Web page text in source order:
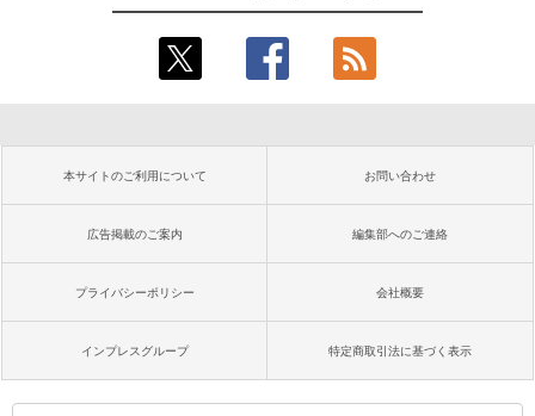
本サイトのご利用について お問い合わせ
広告掲載のご案内 編集部へのご連絡
プライバシーポリシー 会社概要
インプレスグループ 特定商取引法に基づく表示